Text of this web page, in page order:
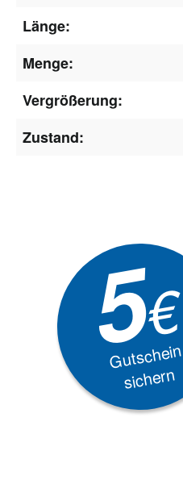
Länge:
Menge:
Vergrößerung:
Zustand:
5€
Gutschein
sichern